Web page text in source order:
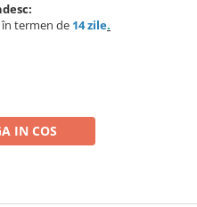
termen de 14 zile.
IN COS